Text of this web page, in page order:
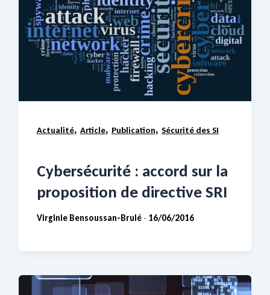
Actualité, Article, Publication, Sécurité des SI
Cybersécurité : accord sur la
proposition de directive SRI
Virginie Bensoussan-Brulé - 16/06/2016